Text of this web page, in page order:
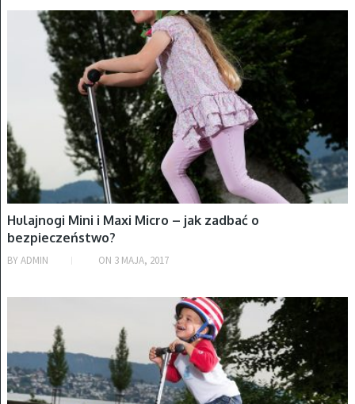
HULAJNOGI
Hulajnogi Mini i Maxi Micro – jak zadbać o
bezpieczeństwo?
BY ADMIN ON 3 MAJA, 2017